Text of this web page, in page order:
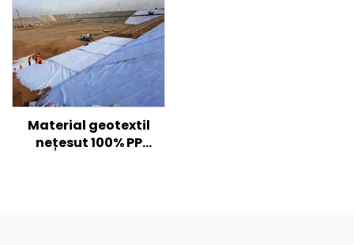
Material geotextil
nețesut 100% PP